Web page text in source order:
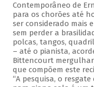
Contemporâneo de
para os chorões até
ser considerado
sem perder a
polcas, tangos,
– até o pianista,
Bittencourt mergulhar
que compõem este
“A pesquisa, o